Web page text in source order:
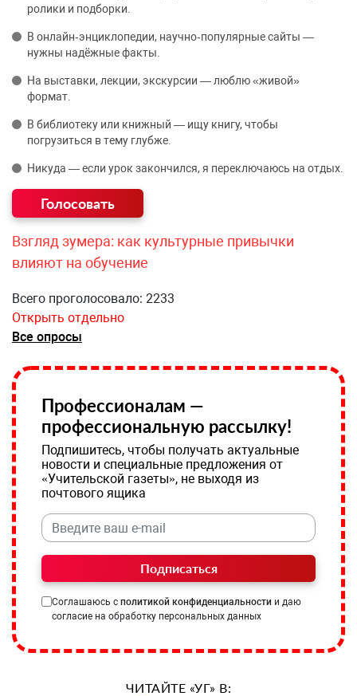
ролики и подборки.
В онлайн‑энциклопедии, научно‑популярные сайты —
нужны надёжные факты.
На выставки, лекции, экскурсии — люблю «живой»
формат.
В библиотеку или книжный — ищу книгу, чтобы
погрузиться в тему глубже.
Никуда — если урок закончился, я переключаюсь на отдых.
Взгляд зумера: как культурные привычки
влияют на обучение
Всего проголосовало: 2233
Открыть отдельно
Все опросы
Профессионалам —
профессиональную рассылку!
Подпишитесь, чтобы получать актуальные
новости и специальные предложения от
«Учительской газеты», не выходя из
почтового ящика
Подписаться
Соглашаюсь с политикой конфиденциальности и даю
согласие на обработку персональных данных
ЧИТАЙТЕ «УГ» В: